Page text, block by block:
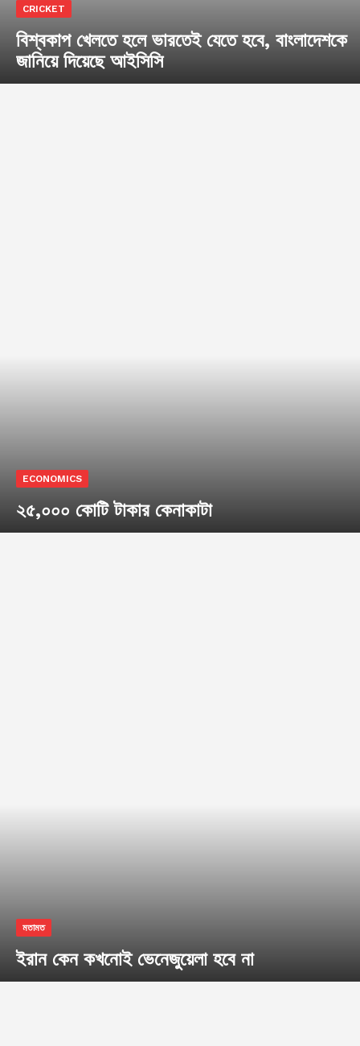
CRICKET
বিশ্বকাপ খেলতে হলে ভারতেই যেতে হবে, বাংলাদেশকে
জানিয়ে দিয়েছে আইসিসি
ECONOMICS
২৫,০০০ কোটি টাকার কেনাকাটা
মতামত
ইরান কেন কখনোই ভেনেজুয়েলা হবে না